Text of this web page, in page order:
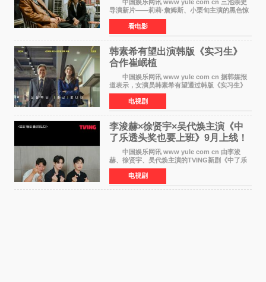
中国娱乐网讯 www yule com cn 三池崇史
导演新片——莉莉·詹姆斯、小栗旬主演的黑色惊
悚电影《坏中尉：东京》首曝剧照。继阿贝尔·费
拉拉&times;哈威·凯特尔的1992年《坏中尉》和
沃纳·赫
看电影
韩素希有望出演韩版《实习生》
合作崔岷植
中国娱乐网讯 www yule com cn 据韩媒报
道表示，女演员韩素希有望通过韩版《实习生》
回归荧幕，合作前辈演员崔岷植。 根据消息
表示，演员韩素希目前已经结束了电视剧《Y计
划》的拍摄工
电视剧
李浚赫×徐贤宇×吴代焕主演《中
了乐透头奖也要上班》9月上线！
TVING先网后台
中国娱乐网讯 www yule com cn 由李浚
赫、徐贤宇、吴代焕主演的TVING新剧《中了乐
透头奖也要上班》定档9月10日播出，随后于9月
14日起登陆tvN月火档，实现先网后台双平台播出
模式。 本剧改
电视剧